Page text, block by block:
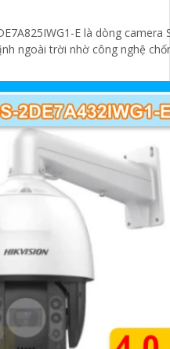
E là dòng camera
ngoài trời nhờ công nghệ